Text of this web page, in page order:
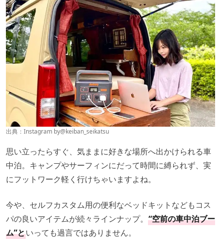
出典：Instagram by@keiban_seikatsu
思い立ったらすぐ、気ままに好きな場所へ出かけられる車
中泊。キャンプやサーフィンにだって時間に縛られず、実
にフットワーク軽く行けちゃいますよね。
今や、セルフカスタム用の便利なベッドキットなどもコス
パの良いアイテムが続々ラインナップ。 “空前の車中泊ブー
ム”といっても過言ではありません。